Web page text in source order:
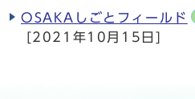
OSAKAしごとフィールド
[2021年10月15日]